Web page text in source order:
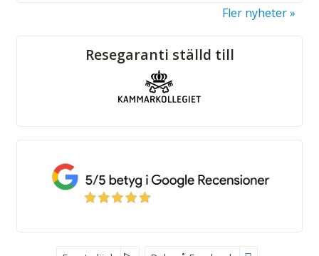
Fler nyheter
Sociala medierResegaranti ställd till